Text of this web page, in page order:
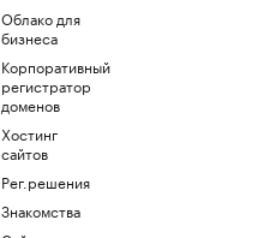
Облако для
бизнеса
Корпоративный
регистратор
доменов
Хостинг
сайтов
Рег.решения
Знакомства